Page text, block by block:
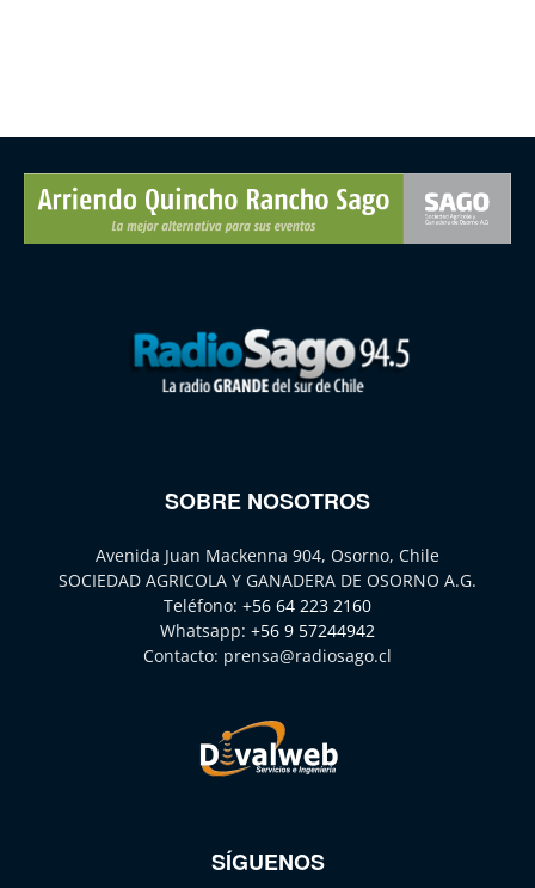
SOBRE NOSOTROS
Avenida Juan Mackenna 904, Osorno, Chile
SOCIEDAD AGRICOLA Y GANADERA DE OSORNO A.G.
Teléfono: +56 64 223 2160
Whatsapp: +56 9 57244942
Contacto: prensa@radiosago.cl
SÍGUENOS